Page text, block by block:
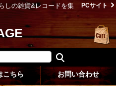
しの雑貨&レコードを集
PCサイト
こちら お問い合わせ